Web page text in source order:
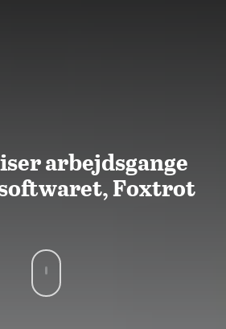
arbejdsgange
Foxtrot